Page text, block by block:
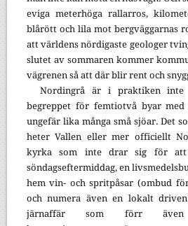
eviga meterhöga rallarros,
blårött och lila mot bergväggarnas
att världens nördigaste geologer
slutet av sommaren kommer
vägrenen så att där blir rent och
Nordingrå är i praktiken
begreppet för femtiotvå byar
ungefär lika många små sjöar. Det
heter Vallen eller mer officiellt
kyrka som inte drar sig för att
söndagseftermiddag, en
hem vin- och spritpåsar (ombud
och numera även en lokalt
järnaffär som förr även